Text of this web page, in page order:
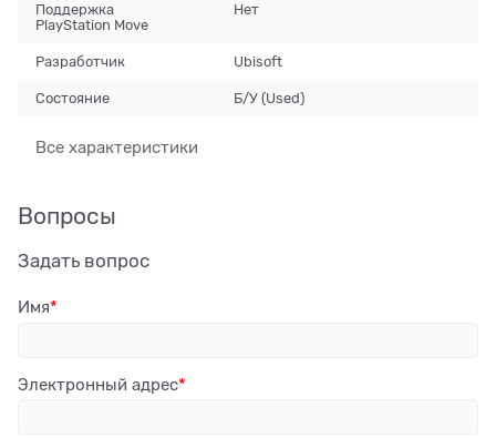
Поддержка
PlayStation Move
Нет
Разработчик Ubisoft
Состояние Б/У (Used)
Все характеристики
Вопросы
Задать вопрос
Имя
Электронный адрес